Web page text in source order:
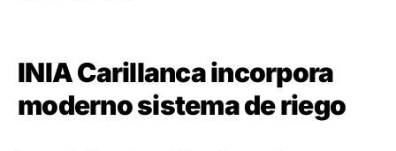
INIA Carillanca incorpora
moderno sistema de riego